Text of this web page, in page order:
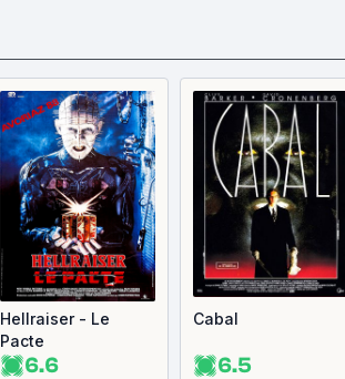
Hellraiser - Le
Pacte
6.6
Cabal
6.5